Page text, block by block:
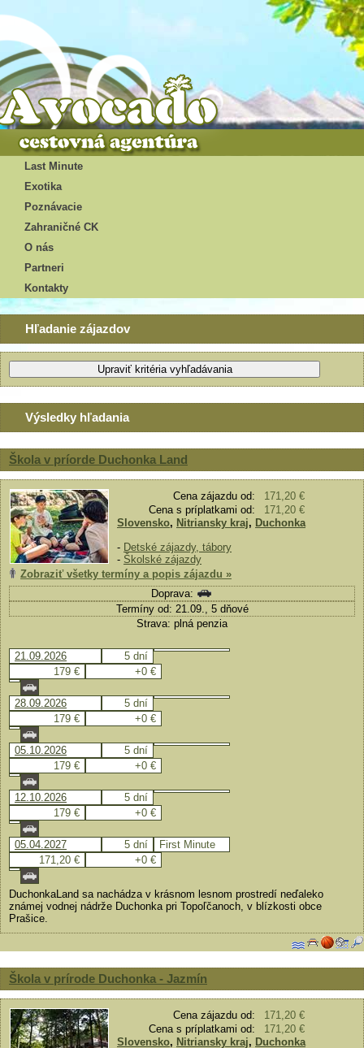
Last Minute
Exotika
Poznávacie
Zahraničné CK
O nás
Partneri
Kontakty
Hľadanie zájazdov
Výsledky hľadania
Škola v príorde Duchonka Land
Cena zájazdu od:
171,20 €
Cena s príplatkami od:
171,20 €
Slovensko, Nitriansky kraj, Duchonka
- Detské zájazdy, tábory
- Školské zájazdy
Zobraziť všetky termíny a popis zájazdu »
Doprava:
Termíny od: 21.09., 5 dňové
Strava: plná penzia
21.09.2026
5 dní
179 €
+0 €
28.09.2026
5 dní
179 €
+0 €
05.10.2026
5 dní
179 €
+0 €
12.10.2026
5 dní
179 €
+0 €
05.04.2027 5 dní
First Minute
171,20 €
+0 €
DuchonkaLand sa nachádza v krásnom lesnom prostredí neďaleko
známej vodnej nádrže Duchonka pri Topoľčanoch, v blízkosti obce
Prašice.
Škola v prírode Duchonka - Jazmín
Cena zájazdu od:
171,20 €
Cena s príplatkami od:
171,20 €
Slovensko, Nitriansky kraj, Duchonka